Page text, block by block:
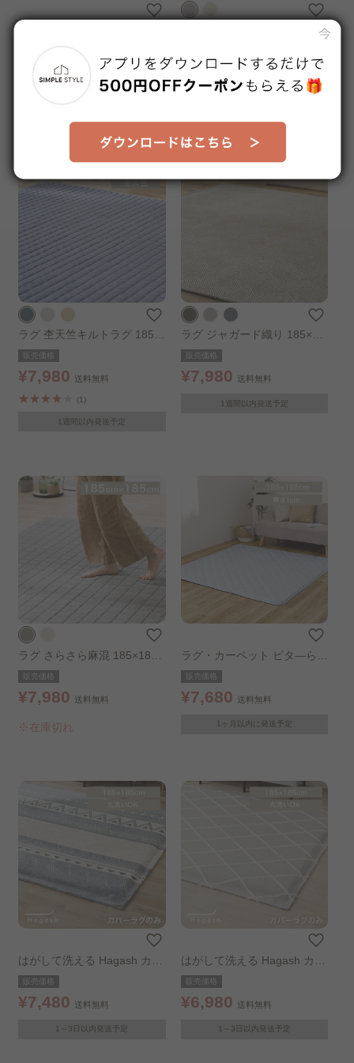
ー ラビットファー調 185×18
5cm
販売価格
¥8,280
※在庫切れ
タフトラグ 185×240cm グレ
¥7,980
ラグ 杢天竺キルトラグ 185×
185cm ブルー
販売価格
¥7,980 送料無料
(1)
1週間以内発送予定
ラグ ジャガード織り 185×18
5cm ブラウン
販売価格
¥7,980 送料無料
1週間以内発送予定
ラグ さらさら麻混 185×185c
m グレー
販売価格
¥7,980 送料無料
※在庫切れ
ラグ・カーペット ピタ―ら
接触冷感のキルトラグ 2畳 ブ
ルー
販売価格
¥7,680 送料無料
1ヶ月以内に発送予定
はがして洗える Hagash カバ
ー オルテガ風 185×185cm
販売価格
¥7,480 送料無料
1～3日以内発送予定
はがして洗える Hagash カバ
ー ベニワレン風 185×185cm
販売価格
¥6,980 送料無料
1～3日以内発送予定